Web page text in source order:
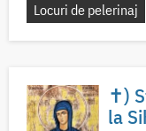
Locuri de pelerinaj
✝)
la